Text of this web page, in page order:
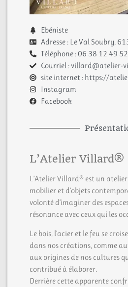
Ebéniste
Adresse : Le Val Soubry,
Téléphone : 06 38 12 49 52
Courriel : villard@atelier-
site internet : https://
Instagram
Facebook
L’Atelier Villard®
L’Atelier Villard® est un
mobilier et d’objets
volonté d’imaginer des
résonance avec ceux qui les
Le bois, l’acier et le feu se
dans nos créations, comme
aux origines de nos cultures
contribué à élaborer.
Derrière cette apparente